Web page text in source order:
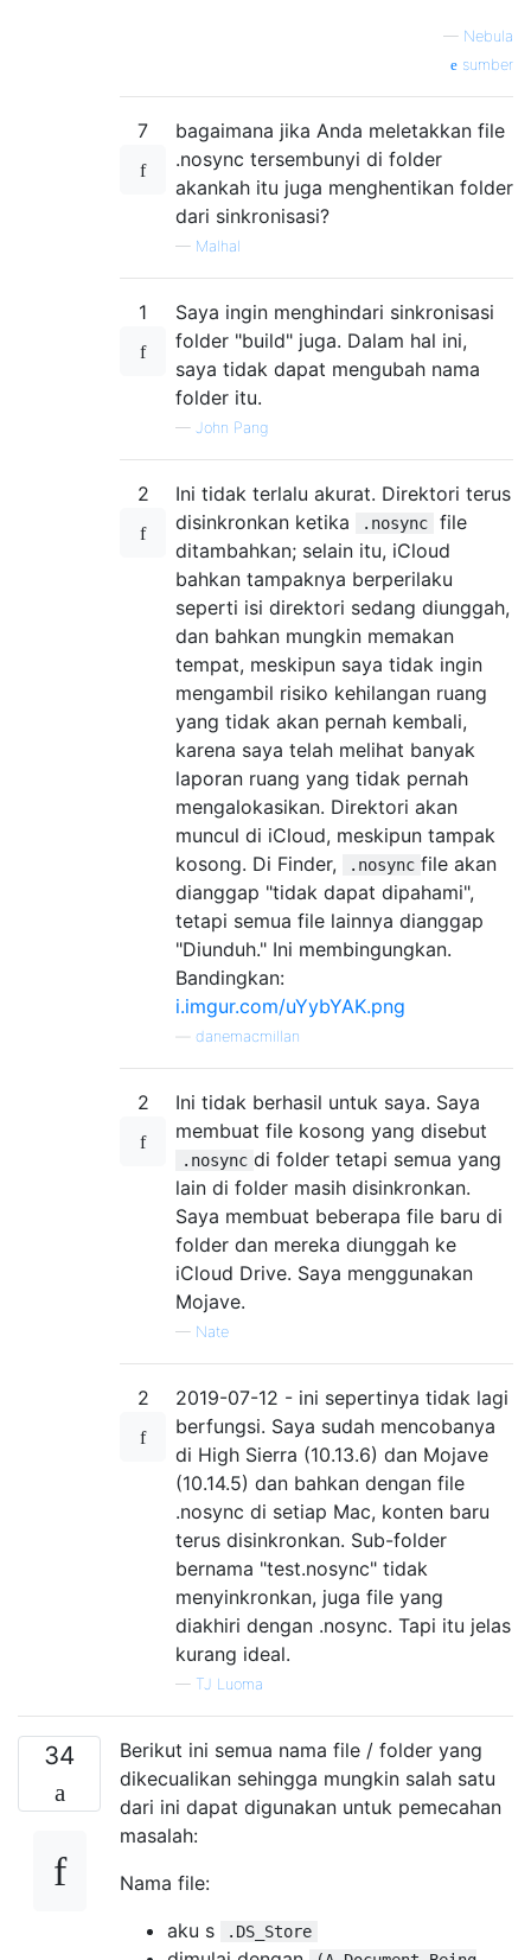
— Nebula
sumber
7
bagaimana jika Anda meletakkan file
.nosync tersembunyi di folder
akankah itu juga menghentikan folder
dari sinkronisasi?
— Malhal
1
Saya ingin menghindari sinkronisasi
folder "build" juga. Dalam hal ini,
saya tidak dapat mengubah nama
folder itu.
— John Pang
2
Ini tidak terlalu akurat. Direktori terus
disinkronkan ketika
.nosync
file
ditambahkan; selain itu, iCloud
bahkan tampaknya berperilaku
seperti isi direktori sedang diunggah,
dan bahkan mungkin memakan
tempat, meskipun saya tidak ingin
mengambil risiko kehilangan ruang
yang tidak akan pernah kembali,
karena saya telah melihat banyak
laporan ruang yang tidak pernah
mengalokasikan. Direktori akan
muncul di iCloud, meskipun tampak
kosong. Di Finder,
.nosync file akan
dianggap "tidak dapat dipahami",
tetapi semua file lainnya dianggap
"Diunduh." Ini membingungkan.
Bandingkan:
i.imgur.com/uYybYAK.png
danemacmillan
2
Ini tidak berhasil untuk saya. Saya
membuat file kosong yang disebut
.nosync di folder tetapi semua yang
lain di folder masih disinkronkan.
Saya membuat beberapa file baru di
folder dan mereka diunggah ke
iCloud Drive. Saya menggunakan
Mojave.
— Nate
2
2019-07-12 - ini sepertinya tidak lagi
berfungsi. Saya sudah mencobanya
di High Sierra (10.13.6) dan Mojave
(10.14.5) dan bahkan dengan file
.nosync di setiap Mac, konten baru
terus disinkronkan. Sub-folder
bernama "test.nosync" tidak
menyinkronkan, juga file yang
diakhiri dengan .nosync. Tapi itu jelas
kurang ideal.
— TJ Luoma
34
Berikut ini semua nama file / folder yang
dikecualikan sehingga mungkin salah satu
dari ini dapat digunakan untuk pemecahan
masalah:
Nama file:
aku s
.DS_Store